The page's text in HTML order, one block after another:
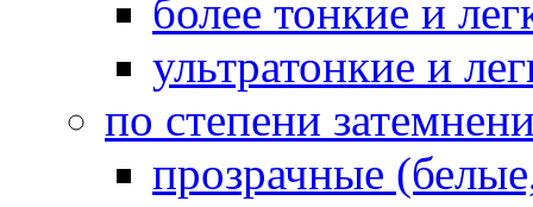
более тонкие и
ультратонкие и
по степени
прозрачные